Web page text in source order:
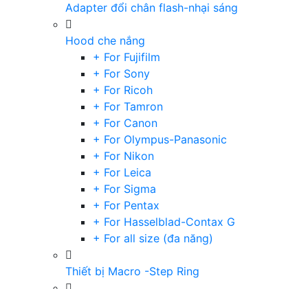
Adapter đổi chân flash-nhại sáng
Hood che nắng
+ For Fujifilm
+ For Sony
+ For Ricoh
+ For Tamron
+ For Canon
+ For Olympus-Panasonic
+ For Nikon
+ For Leica
+ For Sigma
+ For Pentax
+ For Hasselblad-Contax G
+ For all size (đa năng)
Thiết bị Macro -Step Ring